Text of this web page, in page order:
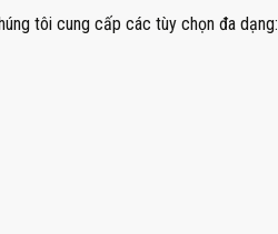
tôi cung cấp các tùy chọn đa dạng: